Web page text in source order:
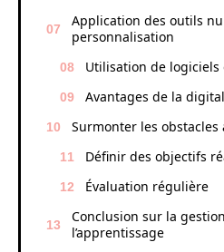
Application des outils
personnalisation
Utilisation de
Avantages de la
Surmonter les
Définir des objectifs
Évaluation régulière
Conclusion sur la
l’apprentissage